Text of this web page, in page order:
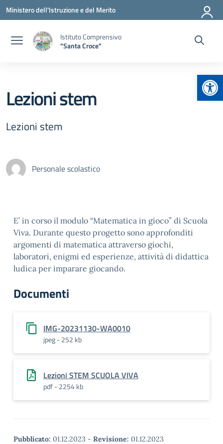
Vai ai contenuti
Vai al menu di navigazione
Vai al footer
Ministero dell'Istruzione e del Merito
Istituto Comprensivo
"Santa Croce"
Lezioni stem
Lezioni stem
Personale scolastico
E’ in corso il modulo “Matematica in gioco” di Scuola
Viva. Durante questo progetto sono approfonditi
argomenti di matematica attraverso giochi,
laboratori, enigmi ed esperienze, attività di didattica
ludica per imparare giocando.
Documenti
IMG-20231130-WA0010
jpeg - 252 kb
Lezioni STEM SCUOLA VIVA
pdf - 2254 kb
Pubblicato: 01.12.2023 - Revisione: 01.12.2023